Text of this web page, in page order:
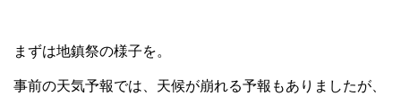
まずは地鎮祭の様子を。
事前の天気予報では、天候が崩れる予報もありましたが、